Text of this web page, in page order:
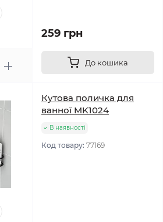
259 грн
До кошика
Кутова поличка для
ванної MK1024
В наявності
Код товару: 77169